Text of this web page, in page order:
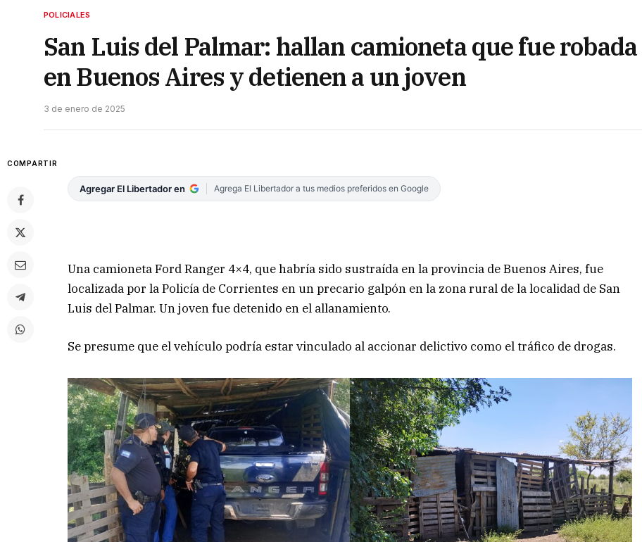
POLICIALES
San Luis del Palmar: hallan camioneta que fue robada
en Buenos Aires y detienen a un joven
3 de enero de 2025
COMPARTIR
Agregar El Libertador en Agrega El Libertador a tus medios preferidos en Google
Una camioneta Ford Ranger 4×4, que habría sido sustraída en la provincia de Buenos Aires, fue
localizada por la Policía de Corrientes en un precario galpón en la zona rural de la localidad de San
Luis del Palmar. Un joven fue detenido en el allanamiento.
Se presume que el vehículo podría estar vinculado al accionar delictivo como el tráfico de drogas.